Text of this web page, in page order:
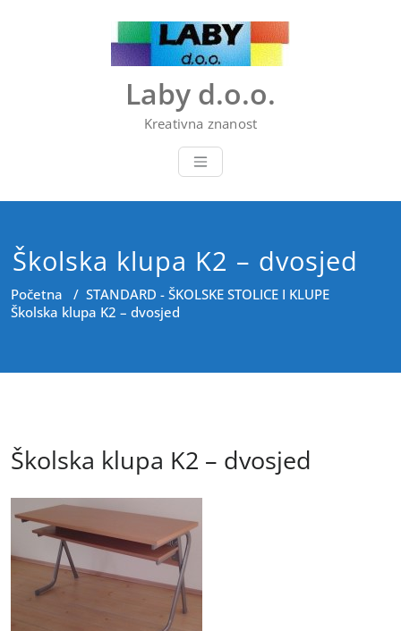
Laby d.o.o.
Kreativna znanost
Školska klupa K2 – dvosjed
Početna / STANDARD - ŠKOLSKE STOLICE I KLUPE
Školska klupa K2 – dvosjed
Školska klupa K2 – dvosjed